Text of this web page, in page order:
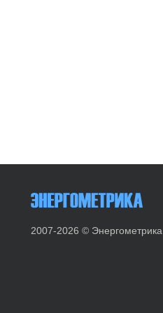
2007-2026 © Энергометрика